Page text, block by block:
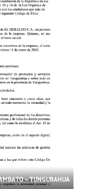
– TUNGURAHUA